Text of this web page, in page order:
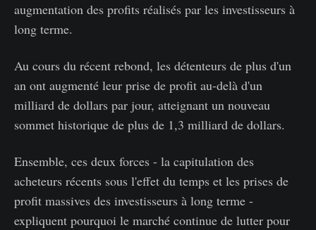
augmentation des profits réalisés par les investisseurs à
long terme.
Au cours du récent rebond, les détenteurs de plus d'un
an ont augmenté leur prise de profit au-delà d'un
milliard de dollars par jour, atteignant un nouveau
sommet historique de plus de 1,3 milliard de dollars.
Ensemble, ces deux forces - la capitulation des
acheteurs récents sous l'effet du temps et les prises de
profit massives des investisseurs à long terme -
expliquent pourquoi le marché continue de lutter pour